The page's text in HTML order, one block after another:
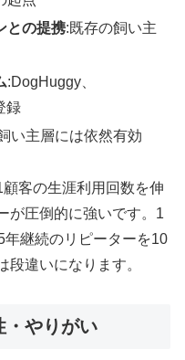
との提携:既存の飼い主
:DogHuggy、
録
い主層には依然有効
客の生涯利用回数を伸
が圧倒的に強いです。1
年継続のリピーターを10
違いになります。
・やりがい